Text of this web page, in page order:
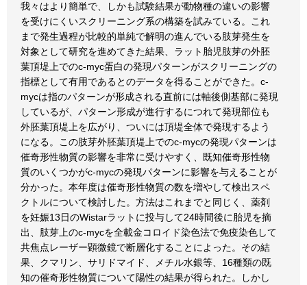
我々はより簡単で、しかも試験結果が動物種の違いの影響
を受けにくいスクリーニング系の構築を試みている。これ
まで発生過程が比較的単純で解明の進んでいる肢芽発生を
対象として研究を進めてきた結果、ラット胎児肢芽の外胚
葉頂堤上でのc-myc蛋白の発現パターンがスクリーニングの
指標として有用であるとのデータを得ることができた。c-
mycは指のパターンが形成される直前には軸後側基部に発現
しているが、パターン形成が進行するにつれて発現部位も
外胚葉頂堤上を広がり、ついには頂堤全体で発現するよう
になる。この肢芽外胚葉頂堤上でのc-mycの発現パターンは
催奇形性物質の影響を非常に受けやすく、既知催奇形性物
質のいくつかがc-mycの発現パターンに影響を与えることが
分かった。本年度は催奇形性物質の数を増やして検出スペ
クトルについて検討した。方法はこれまでと同じく、薬剤
を妊娠13日のWistarラットに投与して24時間後に胎児を摘
出、肢芽上のc-mycを全載金コロイド染色法で免疫染色して
共焦点レーザー顕微鏡で断層化することによった。その結
果、クマリン、サリドマイド、メチル水銀等、16種類の既
知の催奇形性物質について陽性の結果が得られた。しかし